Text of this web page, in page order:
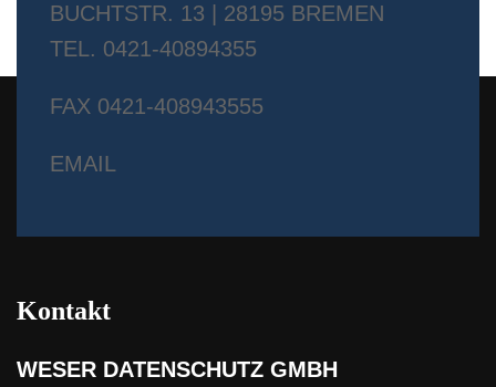
BUCHTSTR. 13 | 28195 BREMEN
TEL. 0421-40894355
FAX 0421-408943555
EMAIL
Kontakt
WESER DATENSCHUTZ GMBH